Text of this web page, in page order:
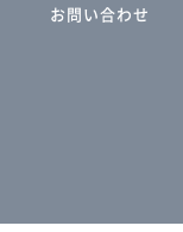
お問い合わせ